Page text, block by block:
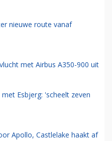
nieuwe route vanaf
met Airbus A350-900 uit
Esbjerg: 'scheelt zeven
Apollo, Castlelake haakt af